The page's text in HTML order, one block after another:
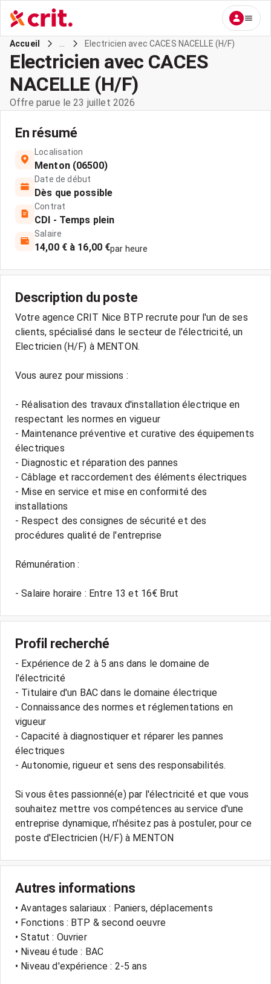
Accueil Electricien avec CACES NACELLE (H/F)
Electricien avec CACES
NACELLE (H/F)
Offre parue le 23 juillet 2026
En résumé
Localisation
Menton (06500)
Date de début
Dès que possible
Contrat
CDI - Temps plein
Salaire
14,00 € à 16,00 €par heure
Description du poste
Votre agence CRIT Nice BTP recrute pour l'un de ses
clients, spécialisé dans le secteur de l'électricité, un
Electricien (H/F) à MENTON.
Vous aurez pour missions :
- Réalisation des travaux d'installation électrique en
respectant les normes en vigueur
- Maintenance préventive et curative des équipements
électriques
- Diagnostic et réparation des pannes
- Câblage et raccordement des éléments électriques
- Mise en service et mise en conformité des
installations
- Respect des consignes de sécurité et des
procédures qualité de l'entreprise
Rémunération :
- Salaire horaire : Entre 13 et 16€ Brut
Profil recherché
- Expérience de 2 à 5 ans dans le domaine de
l'électricité
- Titulaire d'un BAC dans le domaine électrique
- Connaissance des normes et réglementations en
vigueur
- Capacité à diagnostiquer et réparer les pannes
électriques
- Autonomie, rigueur et sens des responsabilités.
Si vous êtes passionné(e) par l'électricité et que vous
souhaitez mettre vos compétences au service d'une
entreprise dynamique, n'hésitez pas à postuler, pour ce
Autres informations
• Avantages salariaux : Paniers, déplacements
• Fonctions : BTP & second oeuvre
• Statut : Ouvrier
• Niveau étude : BAC
• Niveau d'expérience : 2-5 ans